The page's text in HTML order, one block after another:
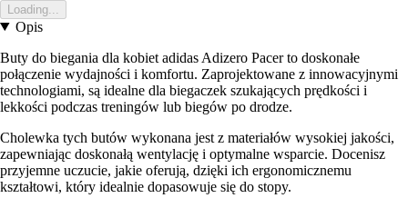
Loading...
Opis
Buty do biegania dla kobiet adidas Adizero Pacer to doskonałe
połączenie wydajności i komfortu. Zaprojektowane z innowacyjnymi
technologiami, są idealne dla biegaczek szukających prędkości i
lekkości podczas treningów lub biegów po drodze.
Cholewka tych butów wykonana jest z materiałów wysokiej jakości,
zapewniając doskonałą wentylację i optymalne wsparcie. Docenisz
przyjemne uczucie, jakie oferują, dzięki ich ergonomicznemu
kształtowi, który idealnie dopasowuje się do stopy.